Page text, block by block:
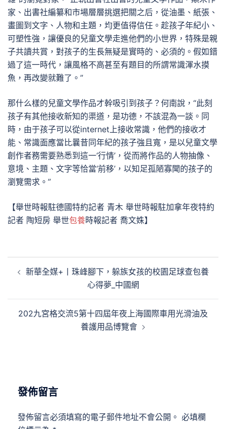
家、出書社編纂和市場層層挑選把關之后，從油墨、紙張、
畫圖到文字、人物和主題，均更值得信任。趁孩子年紀小、
可塑性強，讓優良的兒童文學走進他們的小世界，特殊是親
子共讀共賞，對孩子的生長無疑是實時的、必須的。假如錯
過了這一時代，讓風格不高甚至有題目的所謂常識渾水摸
魚，再改變就難了。”
那什么樣的兒童文學作品才幹吸引到孩子？何南說，“此刻
孩子有其他接收新知的渠道，是功德，不該混為一談。同
時，由于孩子可以從internet上接收常識，他們的接收才
能、常識面應當比曩昔同年紀的孩子強且寬，是以兒童文學
創作者務需要熟悉到這一‘行情’，從而將作品的人物抽像、
意境、主題、文字等恰當‘前移’，以知足孤陋寡聞的孩子的
瀏覽需求。”
【舉世時報駐德國特約記者 青木 舉世時報駐加拿年夜特約
記者 陶短房 舉世包養時報記者 喬文姝】
章
新華全媒+丨珠峰腳下，躲族女孩的校園足球查包養
心得夢_中國網
202九宮格交流5第十四屆年夜上海國際車用光滑油及
養護用品博覽會
發佈留言
發佈留言必須填寫的電子郵件地址不會公開。 必填欄